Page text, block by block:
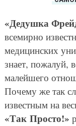
«Дедушка
всемирно
медицинских
знает, пожалуй,
малейшего
Почему же так
известным на
«Так Просто!»